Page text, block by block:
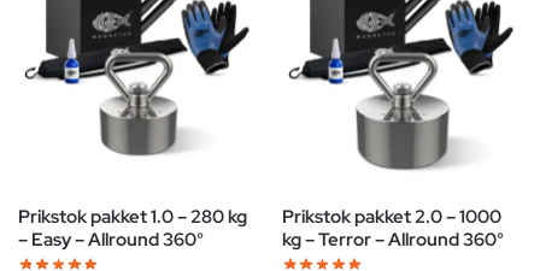
Prikstok pakket 1.0 – 280 kg
– Easy – Allround 360°
Prikstok pakket 2.0 – 1000
kg – Terror – Allround 360°